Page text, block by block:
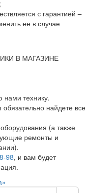
с гарантией –
ее в случае
В МАГАЗИНЕ
технику.
найдете все
(а также
ремонты и
98, и вам будет